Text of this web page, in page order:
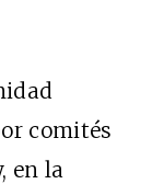
comités
en la